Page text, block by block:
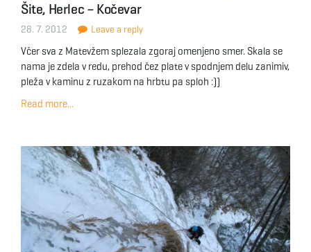
Šite, Herlec – Kočevar
28. 7. 2012 Leave a reply
Včer sva z Matevžem splezala zgoraj omenjeno smer. Skala se
nama je zdela v redu, prehod čez plate v spodnjem delu zanimiv,
pleža v kaminu z ruzakom na hrbtu pa sploh :))
Read more...